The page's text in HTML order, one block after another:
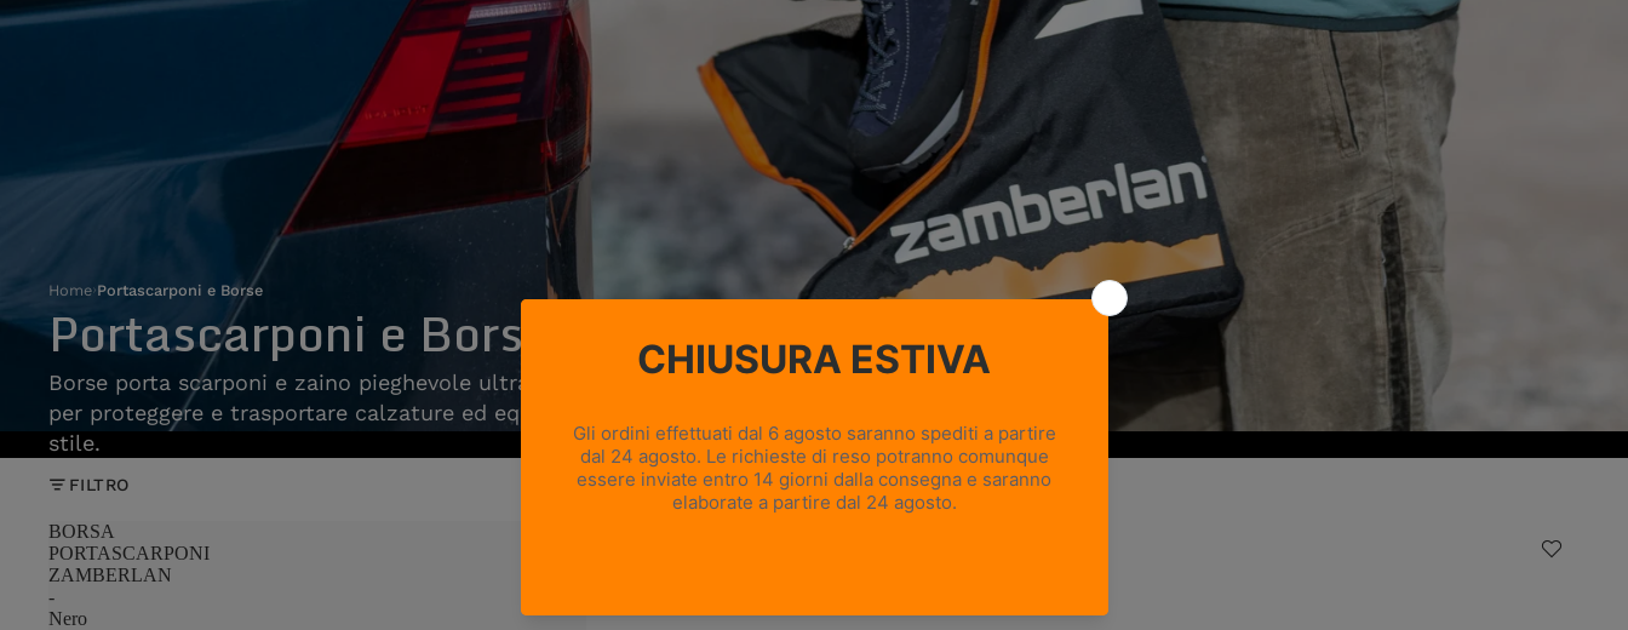
Home›Portascarponi e Borse
Portascarponi e Borse
Borse porta scarponi e zaino pieghevole ultraleggero Zamberlan
per proteggere e trasportare calzature ed equipaggiamento con
stile.
FILTRO
BORSA
PORTASCARPONI
ZAMBERLAN
-
Nero